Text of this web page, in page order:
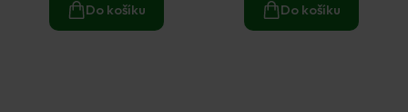
Do košíku Do košíku